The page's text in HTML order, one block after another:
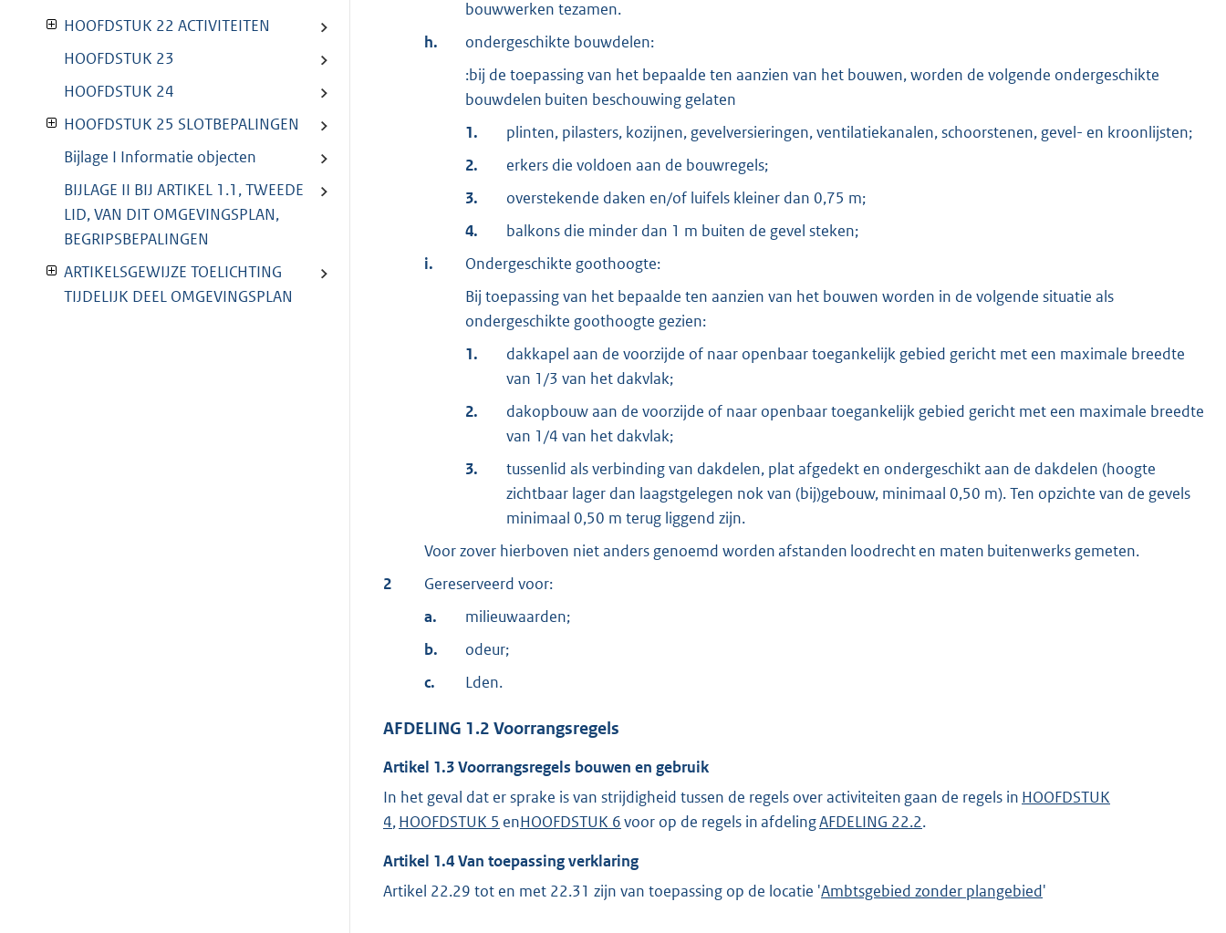
HOOFDSTUK 22 ACTIVITEITEN
HOOFDSTUK 23
HOOFDSTUK 24
HOOFDSTUK 25 SLOTBEPALINGEN
Bijlage I Informatie objecten
BIJLAGE II BIJ ARTIKEL 1.1, TWEEDE
LID, VAN DIT OMGEVINGSPLAN,
BEGRIPSBEPALINGEN
ARTIKELSGEWIJZE TOELICHTING
TIJDELIJK DEEL OMGEVINGSPLAN
bouwwerken tezamen.
h.
ondergeschikte bouwdelen:
:bij de toepassing van het bepaalde ten aanzien van het bouwen, worden de volgende ondergeschikte
bouwdelen buiten beschouwing gelaten
1.
plinten, pilasters, kozijnen, gevelversieringen, ventilatiekanalen, schoorstenen, gevel- en kroonlijsten;
2.
erkers die voldoen aan de bouwregels;
3.
overstekende daken en/of luifels kleiner dan 0,75 m;
4.
balkons die minder dan 1 m buiten de gevel steken;
i.
Ondergeschikte goothoogte:
Bij toepassing van het bepaalde ten aanzien van het bouwen worden in de volgende situatie als
ondergeschikte goothoogte gezien:
1.
dakkapel aan de voorzijde of naar openbaar toegankelijk gebied gericht met een maximale breedte
van 1/3 van het dakvlak;
2.
dakopbouw aan de voorzijde of naar openbaar toegankelijk gebied gericht met een maximale breedte
van 1/4 van het dakvlak;
3.
tussenlid als verbinding van dakdelen, plat afgedekt en ondergeschikt aan de dakdelen (hoogte
zichtbaar lager dan laagstgelegen nok van (bij)gebouw, minimaal 0,50 m). Ten opzichte van de gevels
minimaal 0,50 m terug liggend zijn.
Voor zover hierboven niet anders genoemd worden afstanden loodrecht en maten buitenwerks gemeten.
2
Gereserveerd voor:
a.
milieuwaarden;
b.
odeur;
c.
Lden.
AFDELING 1.2 Voorrangsregels
Artikel 1.3Voorrangsregels bouwen en gebruik
In het geval dat er sprake is van strijdigheid tussen de regels over activiteiten gaan de regels in HOOFDSTUK
4,HOOFDSTUK 5 enHOOFDSTUK 6voor op de regels in afdelingAFDELING 22.2.
Artikel 1.4Van toepassing verklaring
Artikel 22.29 tot en met 22.31 zijn van toepassing op de locatie 'Ambtsgebied zonder plangebied'